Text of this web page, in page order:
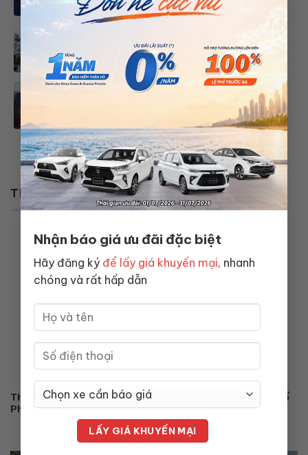
Nhận báo giá ưu đãi đặc biệt
Hãy đăng ký để lấy giá khuyến mại, nhanh
chóng và rất hấp dẫn
Giới Năm 2024
Apple carplay là gì? Cách kết nối
TIN TỨC
Thông Báo Thay Đổi Mẫu Con Dấu Pháp Nhân Công Ty Cổ
Phần Toyota Thăng Long